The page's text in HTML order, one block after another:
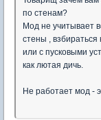
по стенам?
Мод не учитывает
стены ,
или с пусковыми
как лютая дичь.
Не работает мод -